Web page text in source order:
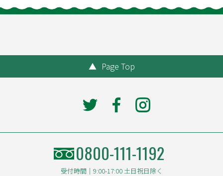
▲ Page Top
0800-111-1192
受付時間｜9:00-17:00 土日祝日除く